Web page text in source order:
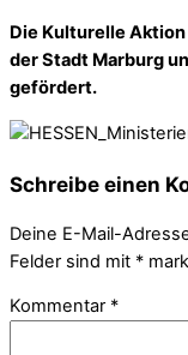
Die Kulturelle
der Stadt Marburg
gefördert.
Schreibe einen
Deine E-Mail-
Felder sind mit *
Kommentar *